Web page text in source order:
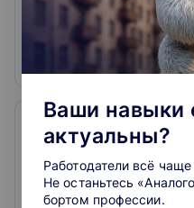
Senior Software
Долгое время
информационного
нефтяных и газовых
Михаил
1курс
Преподаватель
Ваши навыки
актуальны?
Работодатели всё
Не останьтесь
бортом профессии.